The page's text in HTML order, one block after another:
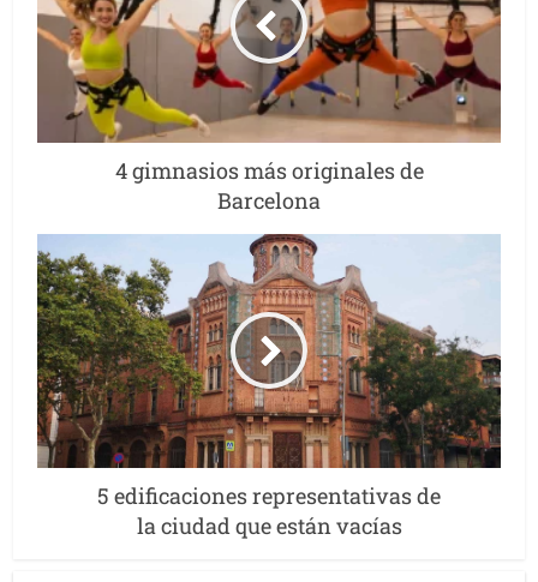
4 gimnasios más originales de
Barcelona
5 edificaciones representativas de
la ciudad que están vacías